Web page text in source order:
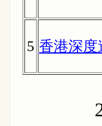
5 香港深度